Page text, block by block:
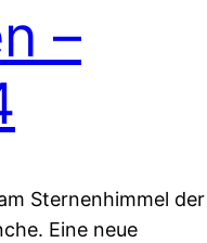
–
Sternenhimmel der
Eine neue